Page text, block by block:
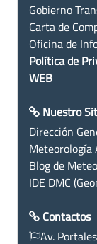
Gobierno
Carta de
Oficina de
Política de
WEB
Nuestro
Dirección
Meteorología
Blog de
IDE DMC
Contactos
Av.